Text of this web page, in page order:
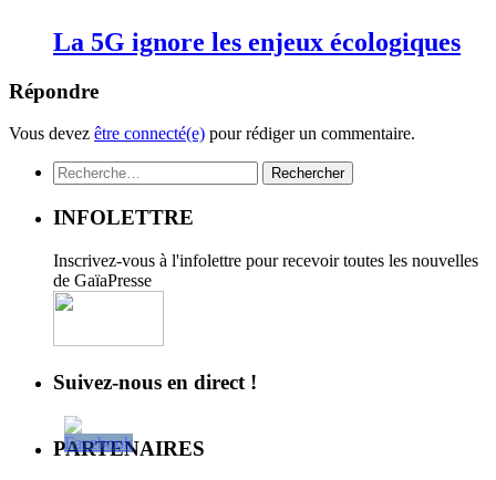
La 5G ignore les enjeux écologiques
Répondre
Vous devez être connecté(e) pour rédiger un commentaire.
Rechercher :
INFOLETTRE
Inscrivez-vous à l'infolettre pour recevoir toutes les nouvelles
de GaïaPresse
Suivez-nous en direct !
PARTENAIRES